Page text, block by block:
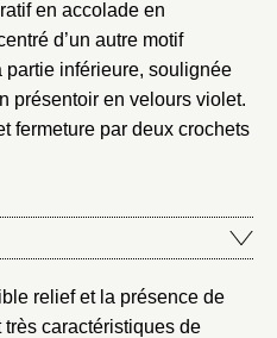
en accolade en
d’un autre motif
partie inférieure, soulignée
présentoir en velours violet.
fermeture par deux crochets
relief et la présence de
caractéristiques de
Créer un compte
?